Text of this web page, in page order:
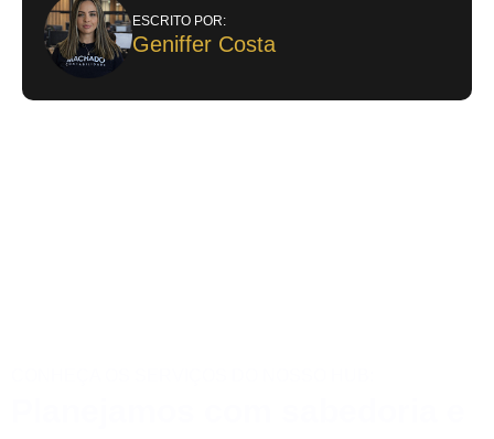
ESCRITO POR:
Geniffer Costa